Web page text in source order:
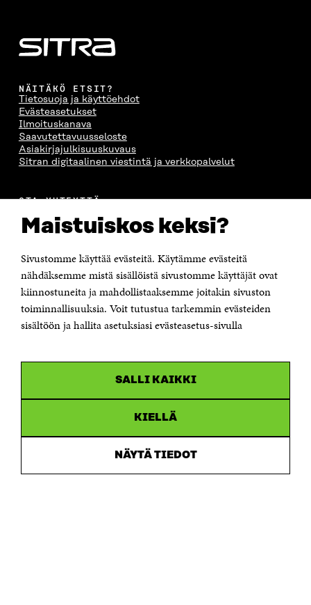
Maistuiskos keksi?
Sivustomme käyttää evästeitä. Käytämme evästeitä
nähdäksemme mistä sisällöistä sivustomme käyttäjät ovat
kiinnostuneita ja mahdollistaaksemme joitakin sivuston
toiminnallisuuksia. Voit tutustua tarkemmin evästeiden
sisältöön ja hallita asetuksiasi evästeasetus-sivulla
SALLI KAIKKI
KIELLÄ
NÄYTÄ TIEDOT
NÄITÄKÖ ETSIT?
Tietosuoja ja käyttöehdot
Evästeasetukset
Ilmoituskanava
Saavutettavuusseloste
Asiakirjajulkisuuskuvaus
Sitran digitaalinen viestintä ja verkkopalvelut
OTA YHTEYTTÄ
Itämerenkatu 11-13, PL 160,
00181 Helsinki
Puhelin +358 294 618 991
Sähköpostiosoite
Saapumisohjeet
Y-tunnus 0202132-3
uudessa
ikkunassaInstagram